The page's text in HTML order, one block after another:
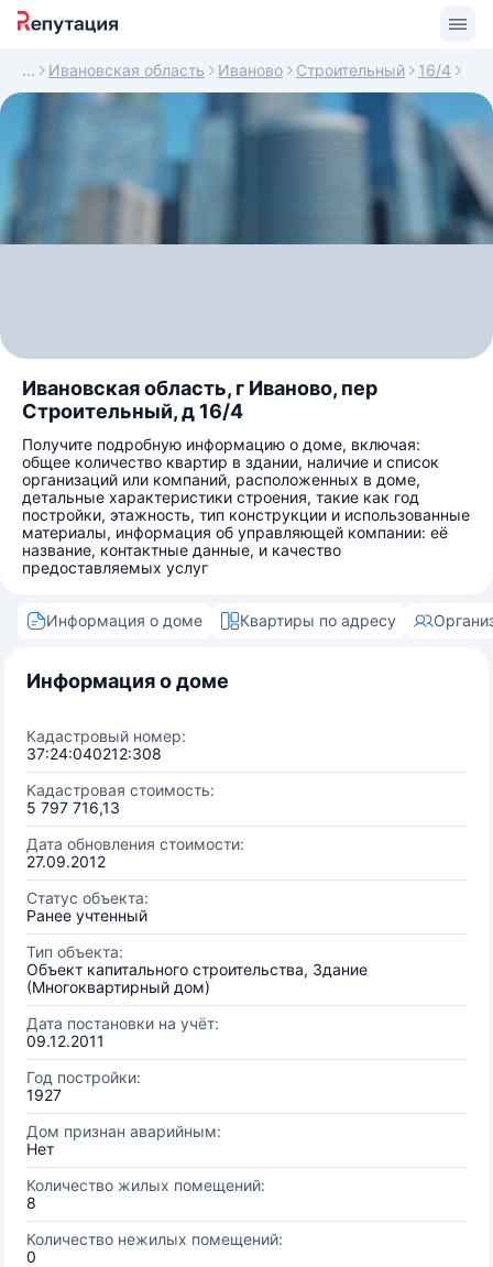
Ивановская область Иваново Строительный 16/4
Ивановская область, г Иваново, пер
Строительный, д 16/4
Получите подробную информацию о доме, включая:
общее количество квартир в здании, наличие и список
организаций или компаний, расположенных в доме,
детальные характеристики строения, такие как год
постройки, этажность, тип конструкции и использованные
материалы, информация об управляющей компании: её
название, контактные данные, и качество
предоставляемых услуг
Информация о доме Квартиры по адресу
Информация о доме
Кадастровый номер:
37:24:040212:308
Кадастровая стоимость:
5 797 716,13
Дата обновления стоимости:
27.09.2012
Статус объекта:
Ранее учтенный
Тип объекта:
Объект капитального строительства, Здание
(Многоквартирный дом)
Дата постановки на учёт:
09.12.2011
Год постройки:
1927
Дом признан аварийным:
Нет
Количество жилых помещений:
8
Количество нежилых помещений:
0